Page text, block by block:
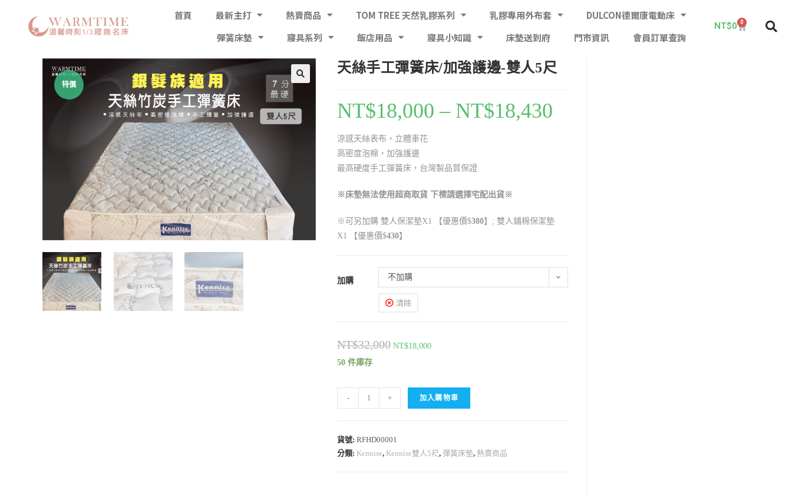
首頁 最新主打 熱賣商品 TOM TREE 天然乳膠系列 乳膠專用外布套
DULCON德爾康電動床
彈簧床墊
寢具系列 飯店用品 寢具小知識 床墊送到府 門市資訊 會員訂單查詢
NT$0 0
特價
天絲手工彈簧床/加強護邊-雙人5尺
NT$18,000 – NT$18,430
涼感天絲表布，立體車花
高密度泡棉，加強護邊
最高硬度手工彈簧床，台灣製品質保證
※床墊無法使用超商取貨 下標請選擇宅配出貨※
※可另加購 雙人保潔墊X1 【優惠價$380】; 雙人鋪棉保潔墊
X1
【優惠價$430】
加購 不加購
清除
NT$32,000 NT$18,000
50 件庫存
- + 加入購物車
貨號:RFHD00001
分類: Kennise, Kennise雙人5尺, 彈簧床墊, 熱賣商品